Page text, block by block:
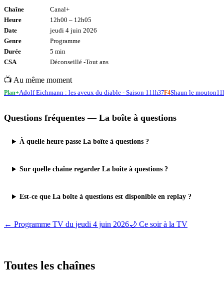
Chaîne
Canal+
Heure
12h00 – 12h05
Date
jeudi 4 juin 2026
Genre
Programme
Durée
5 min
CSA
Déconseillé -Tout ans
📺 Au même moment
Plan+Adolf Eichmann : les aveux du diable - Saison 111h37F4Shaun le mouton
Questions fréquentes — La boîte à questions
À quelle heure passe La boîte à questions ?
Sur quelle chaîne regarder La boîte à questions ?
Est-ce que La boîte à questions est disponible en replay ?
← Programme TV du jeudi 4 juin 2026🌙 Ce soir à la TV
Toutes les chaînes